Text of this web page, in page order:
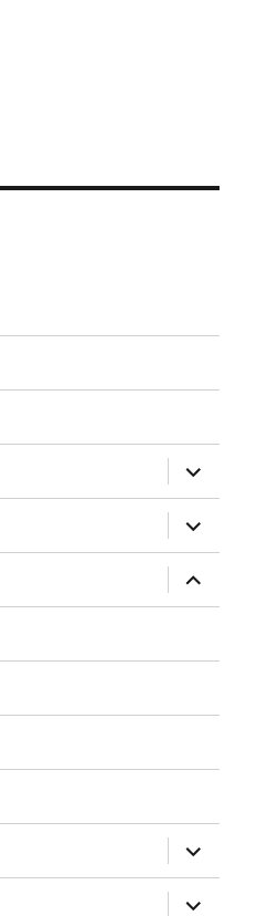
위
메
뉴
확
장
위
메
뉴
확
장
위
메
장
위
메
뉴